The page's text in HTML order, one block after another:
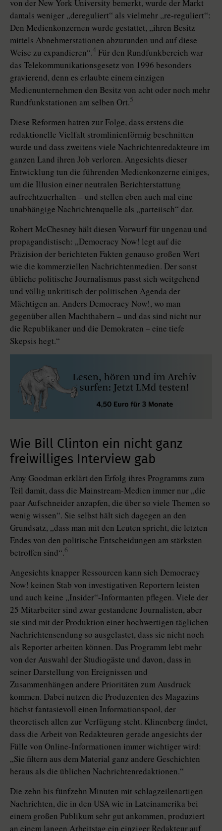
von der New York University bemerkt, wurde der Markt
damals weniger „dereguliert“ als vielmehr „re-reguliert“:
Den Medienkonzernen wurde gestattet, „ihren Besitz
mittels Abnehmerstationen abzurunden und auf diese
Weise zu expandieren“.4 Für den Rundfunkbereich war
das Telekommunikationsgesetz von 1996 besonders
gravierend, denn es erlaubte einem einzigen
Medienunternehmen den Besitz von acht oder noch mehr
Rundfunkstationen am selben Ort.5
Diese Reformen hatten zur Folge, dass erstens die
redaktionelle Vielfalt stromlinienförmig beschnitten
wurde und dass zweitens viele Nachrichtenredakteure im
ganzen Land ihren Job verloren. Angesichts dieser
Entwicklung tun die führenden Medienkonzerne einiges,
um die Illusion einer neutralen Berichterstattung
aufrechtzuerhalten – und stellen eben auch mal eine
unabhängige Nachrichtenquelle als „parteiisch“ dar.
Robert McChesney hält diesen Vorwurf für ungenau und
propagandistisch: „Democracy Now! legt auf die
Präzision der berichteten Fakten genauso großen Wert
wie die kommerziellen Nachrichtenmedien. Der sonst
übliche politische Journalismus passt sich weitgehend
und völlig unkritisch der politischen Agenda der
Mächtigen an. Anders Democracy Now!, wo man
gegenüber allen Machthabern – und das sind nicht nur
die Republikaner und die Demokraten – eine tiefe
Skepsis hegt.“
Wie Bill Clinton ein nicht ganz
freiwilliges Interview gab
Amy Goodman erklärt den Erfolg ihres Programms zum
Teil damit, dass die Mainstream-Medien immer nur „die
paar Aufschneider anzapfen, die über so viele Themen so
wenig wissen“. Sie selbst hält sich dagegen an den
Grundsatz, „dass man mit den Leuten spricht, die letzten
Endes von den politische Entscheidungen am stärksten
betroffen sind“.6
Angesichts knapper Ressourcen kann sich Democracy
Now! keinen Stab von investigativen Reportern leisten
und auch keine „Insider“-Informanten pflegen. Viele der
25 Mitarbeiter sind zwar gestandene Journalisten, aber
sie sind mit der Produktion einer hochwertigen täglichen
Nachrichtensendung so ausgelastet, dass sie nicht noch
als Reporter arbeiten können. Das Programm lebt mehr
von der Auswahl der Studiogäste und davon, dass in
seiner Darstellung von Ereignissen und
Zusammenhängen andere Prioritäten zum Ausdruck
kommen. Dabei nutzen die Produzenten des Magazins
höchst fantasievoll einen Informationspool, der
theoretisch allen zur Verfügung steht. Klinenberg findet,
dass die Arbeit von Redakteuren gerade angesichts der
Fülle von Online-Informationen immer wichtiger wird:
„Sie filtern aus dem Material ganz andere Geschichten
heraus als die üblichen Nachrichtenredaktionen.“
Die zehn bis fünfzehn Minuten mit schlagzeilenartigen
Nachrichten, die in den USA wie in Lateinamerika bei
einem großen Publikum sehr gut ankommen, produziert
an einem langen Arbeitstag ein einziger Redakteur auf